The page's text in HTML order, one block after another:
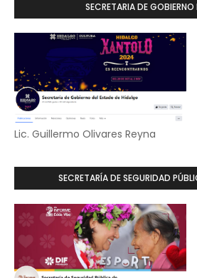
SECRETARIA DE
Lic. Guillermo Olivares Reyna
SECRETARÍA DE SEGURIDAD